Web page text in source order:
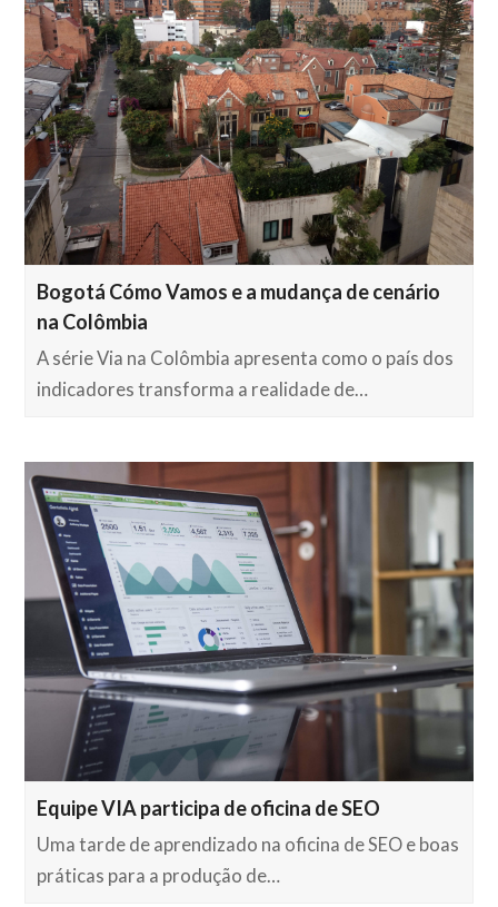
Bogotá Cómo Vamos e a mudança de cenário
na Colômbia
A série Via na Colômbia apresenta como o país dos
indicadores transforma a realidade de…
Equipe VIA participa de oficina de SEO
Uma tarde de aprendizado na oficina de SEO e boas
práticas para a produção de…